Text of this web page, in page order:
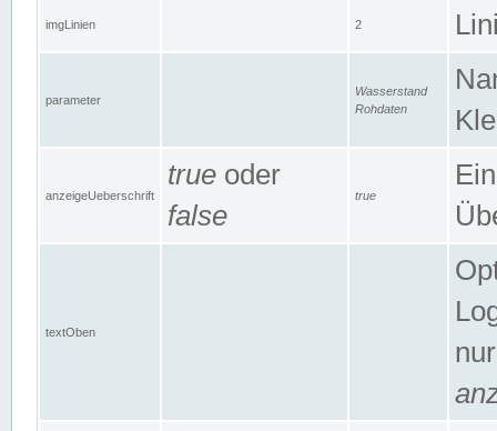
imgLinien 2
parameter
Wasserstand
Rohdaten
anzeigeUeberschrift
true oder
false
true
textOben